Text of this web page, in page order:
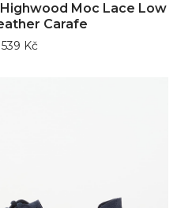
Moc Lace Low
Carafe
Kč